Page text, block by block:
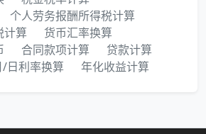
个人劳务报酬所得税计算
计算
货币汇率换算
合同款项计算
贷款计算
日利率换算 年化收益计算